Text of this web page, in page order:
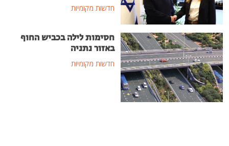
חדשות מקומיות
חסימות לילה בכביש החוף
באזור נתניה
חדשות מקומיות